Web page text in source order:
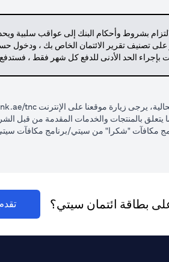
بشروط وأحكام البنك إلى عواقب سلبية
على تصنيف تقرير الائتمان الخاص بك ،
بإجراء الحد الأدنى للدفع كل شهر فقط ،
يرجى زيارة موقعنا على الإنترنت tnc
يتعلق بالمنتجات والخدمات المقدمة من
مكافآت "شكرا" من سيتي/برنامج مكافآت سيتي
بطاقة ائتمان سيتي؟